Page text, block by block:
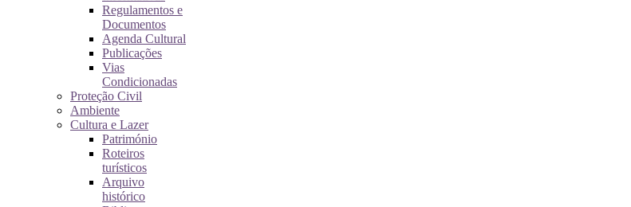
Regulamentos e
Documentos
Agenda Cultural
Publicações
Vias
Condicionadas
Proteção Civil
Ambiente
Cultura e Lazer
Património
Roteiros
turísticos
Arquivo
histórico